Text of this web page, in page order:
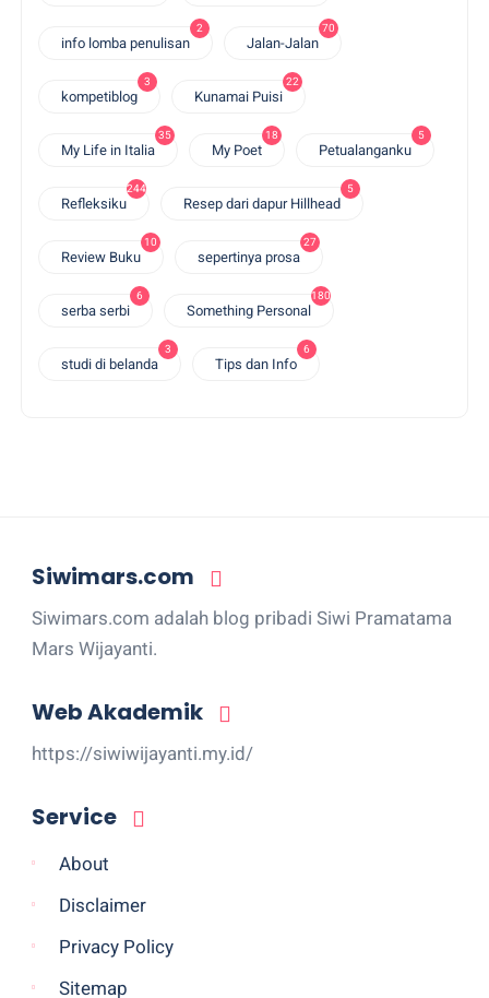
info lomba penulisan
2
Jalan-Jalan
70
kompetiblog
3
Kunamai Puisi
22
My Life in Italia
35
My Poet
18
Petualanganku
5
Refleksiku
244
Resep dari dapur Hillhead
5
Review Buku
10
sepertinya prosa
27
serba serbi
6
Something Personal
180
studi di belanda
3
Tips dan Info
6
Siwimars.com
Siwimars.com adalah blog pribadi Siwi Pramatama
Mars Wijayanti.
Web Akademik
https://siwiwijayanti.my.id/
Service
About
Disclaimer
Privacy Policy
Sitemap